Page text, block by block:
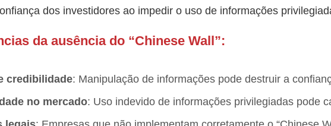
dos investidores ao impedir o uso de informações
da ausência do “Chinese Wall”:
credibilidade: Manipulação de informações pode destruir a
no mercado: Uso indevido de informações privilegiadas pode